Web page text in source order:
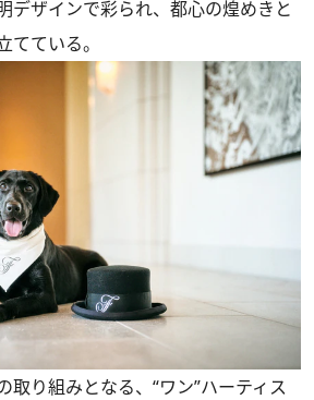
デザインで彩られ、都心の煌めきと
てている。
取り組みとなる、“ワン”ハーティス